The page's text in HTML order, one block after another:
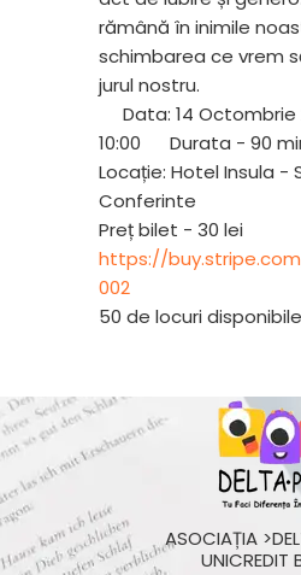
rămână în inimile
schimbarea ce vrem
jurul nostru.
Data: 14 Octombrie
10:00
Durata - 90
Locație: Hotel Insula -
Conferinte
Preț bilet - 30 lei
https://
002
50 de locuri disponibile
ASOCIAȚIA
UNICREDIT